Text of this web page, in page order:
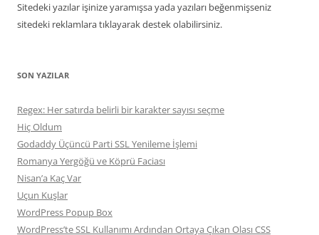
Sitedeki yazılar işinize yaramışsa yada yazıları beğenmişseniz
sitedeki reklamlara tıklayarak destek olabilirsiniz.
SON YAZILAR
Regex: Her satırda belirli bir karakter sayısı seçme
Hiç Oldum
Godaddy Üçüncü Parti SSL Yenileme İşlemi
Romanya Yergöğü ve Köprü Faciası
Nisan’a Kaç Var
Uçun Kuşlar
WordPress Popup Box
WordPress’te SSL Kullanımı Ardından Ortaya Çıkan Olası CSS